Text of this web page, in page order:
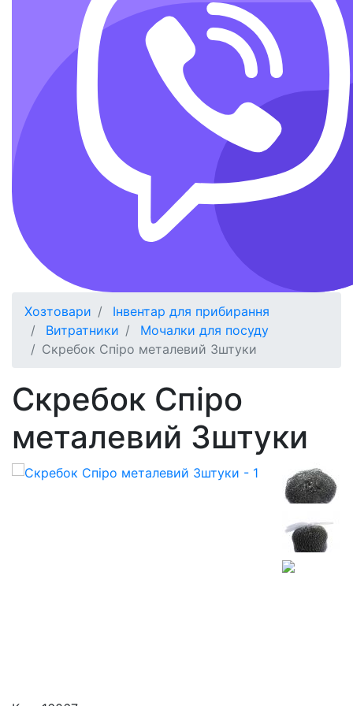
Хозтовари
Інвентар для прибирання
Витратники
Мочалки для посуду
Скребок Спіро металевий 3штуки
Скребок Спіро
металевий 3штуки